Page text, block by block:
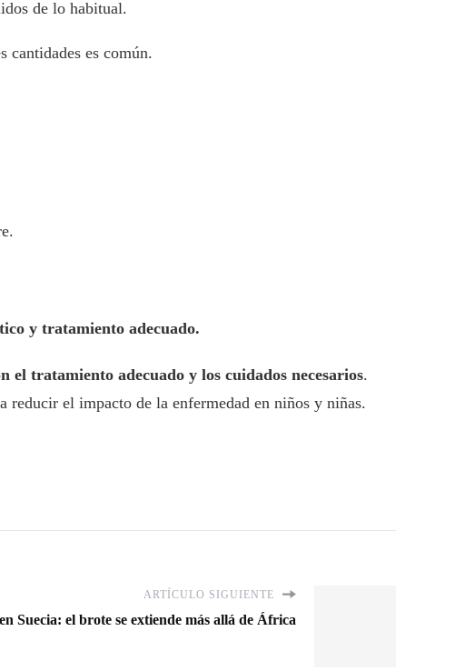
de lo habitual.
cantidades es común.
y tratamiento adecuado.
el tratamiento adecuado y los cuidados necesarios.
reducir el impacto de la enfermedad en niños y niñas.
ARTÍCULO SIGUIENTE
Suecia: el brote se extiende más allá de África